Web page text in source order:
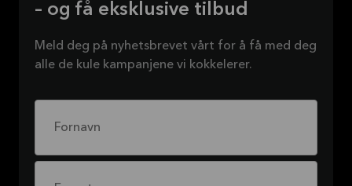
– og få eksklusive tilbud
Meld deg på nyhetsbrevet vårt for å få med deg
alle de kule kampanjene vi kokkelerer.
Fornavn